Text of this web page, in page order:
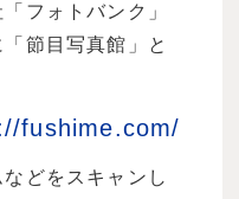
フォトバンク」
節目写真館」と
fushime.com/
どをスキャンし